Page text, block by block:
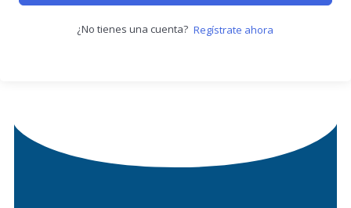
¿No tienes una cuenta? Regístrate ahora